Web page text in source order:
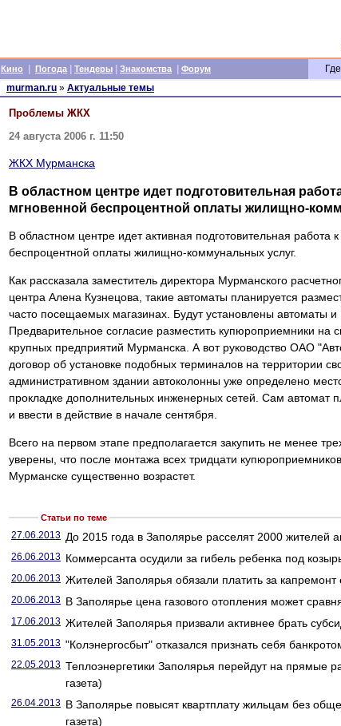
Кино Погода Тендеры Знакомства Форум
murman.ru » Актуальные темы
Проблемы ЖКХ
24 августа 2006 г. 11:50
ЖКХ Мурманска
В областном центре идет подготовительная
мгновенной беспроцентной оплаты жилищно-
В областном центре идет активная подготовительная работа
беспроцентной оплаты жилищно-коммунальных услуг.
Как рассказала заместитель директора Мурманского
центра Алена Кузнецова, такие автоматы планируется
часто посещаемых магазинах. Будут установлены автоматы и
Предварительное согласие разместить купюроприемники на
крупных предприятий Мурманска. А вот руководство ОАО
договор об установке подобных терминалов на территории
административном здании автоколонны уже определено
прокладке дополнительных инженерных сетей. Сам автомат
и ввести в действие в начале сентября.
Всего на первом этапе предполагается закупить не менее
уверены, что после монтажа всех тридцати
Мурманске существенно возрастет.
Статьи по теме
27.06.2013 До 2015 года в Заполярье расселят 2000 жителей
26.06.2013 Коммерсанта осудили за гибель ребенка под
20.06.2013 Жителей Заполярья обязали платить за капремонт
20.06.2013 В Заполярье цена газового отопления может
17.06.2013 Жителей Заполярья призвали активнее брать
31.05.2013 "Колэнергосбыт" отказался признать себя
22.05.2013 Теплоэнергетики Заполярья перейдут на прямые
газета)
26.04.2013 В Заполярье повысят квартплату жильцам без
газета)